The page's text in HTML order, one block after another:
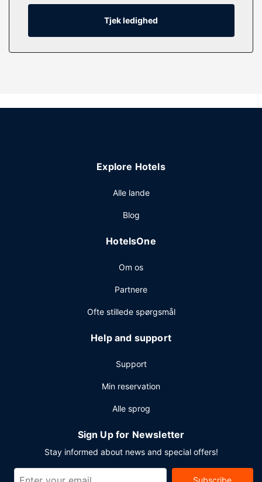
afspiller. Faciliteter inkluderer pengeskabe og
mikrobølgeovne, samt telefoner med gratis lokalopkald.
Ejendomsfacilitet
Tag en dukkert i en af de 4 udendørs swimmingpools, eller
kaffebar/café. Fuld morgenmad serveres på hverdage fra
reception, pengeautomat/banktjeneste og en elevator.
Tjek ledighed
Explore Hotels
Alle lande
Blog
HotelsOne
Om os
Partnere
Ofte stillede spørgsmål
Help and support
Support
Min reservation
Alle sprog
Sign Up for Newsletter
Stay informed about news and special offers!
Subscribe